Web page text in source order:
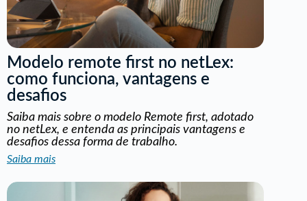
Modelo remote first no netLex:
como funciona, vantagens e
desafios
Saiba mais sobre o modelo Remote first, adotado
no netLex, e entenda as principais vantagens e
desafios dessa forma de trabalho.
Saiba mais